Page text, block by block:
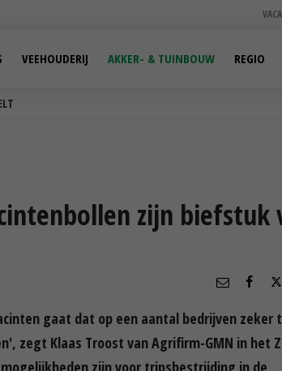
VEEHOUDERIJ AKKER- & TUINBOUW REGIO
zijn biefstuk
gaat dat op een aantal bedrijven zeker
zegt Klaas Troost van Agrifirm-GMN in het
zijn voor tripsbestrijding in de